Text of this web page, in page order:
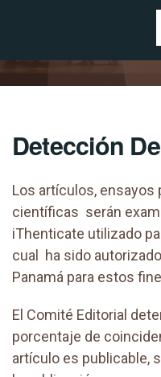
Menú
Detección
Los artículos, ensayos
científicas serán
iThenticate utilizado
cual ha sido
Panamá para estos
El Comité Editorial
porcentaje de
artículo es publicable,